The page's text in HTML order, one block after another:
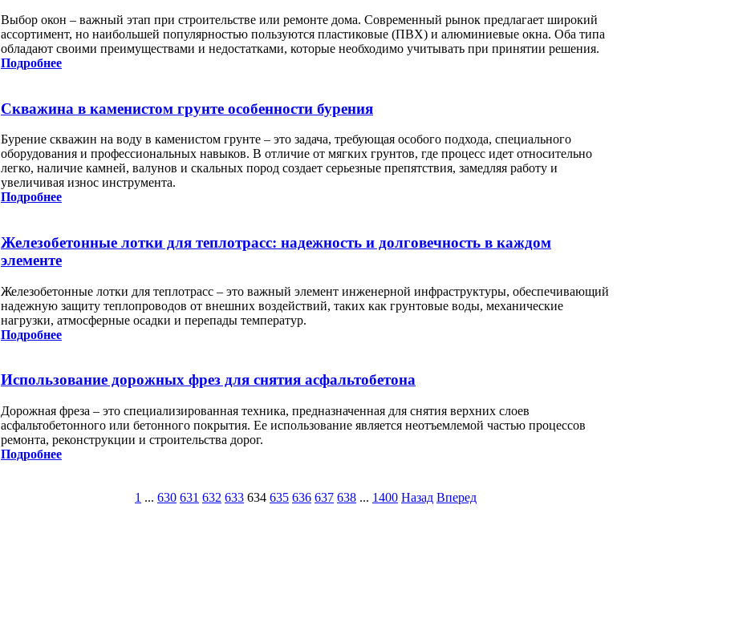
Выбор окон – важный этап при строительстве или ремонте дома. Современный рынок предлагает широкий
ассортимент, но наибольшей популярностью пользуются пластиковые (ПВХ) и алюминиевые окна. Оба типа
обладают своими преимуществами и недостатками, которые необходимо учитывать при принятии решения.
Подробнее
Скважина в каменистом грунте особенности бурения
Бурение скважин на воду в каменистом грунте – это задача, требующая особого подхода, специального
оборудования и профессиональных навыков. В отличие от мягких грунтов, где процесс идет относительно
легко, наличие камней, валунов и скальных пород создает серьезные препятствия, замедляя работу и
увеличивая износ инструмента.
Подробнее
Железобетонные лотки для теплотрасс: надежность и долговечность в каждом
элементе
Железобетонные лотки для теплотрасс – это важный элемент инженерной инфраструктуры, обеспечивающий
надежную защиту теплопроводов от внешних воздействий, таких как грунтовые воды, механические
нагрузки, атмосферные осадки и перепады температур.
Подробнее
Использование дорожных фрез для снятия асфальтобетона
Дорожная фреза – это специализированная техника, предназначенная для снятия верхних слоев
асфальтобетонного или бетонного покрытия. Ее использование является неотъемлемой частью процессов
ремонта, реконструкции и строительства дорог.
Подробнее
1 ... 630 631 632 633 634 635 636 637 638 ... 1400 Назад Вперед